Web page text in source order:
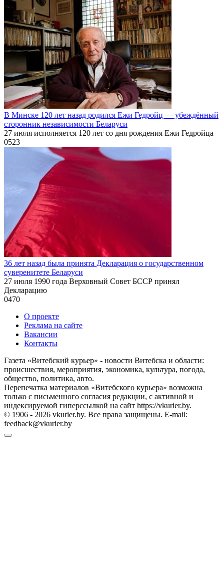
В Минске 120 лет назад родился Ежи Гедройц — убеждённый
сторонник независимости Беларуси
27 июля исполняется 120 лет со дня рождения Ежи Гедройца
0523
36 лет назад была принята Декларация о государственном
суверенитете Беларуси
27 июля 1990 года Верховный Совет БССР принял
Декларацию
0470
О проекте
Реклама на сайте
Вакансии
Контакты
Газета «Витебский курьер» - новости Витебска и области:
происшествия, мероприятия, экономика, культура, погода,
общество, политика, авто.
Перепечатка материалов «Витебского курьера» возможна
только с письменного согласия редакции, с активной и
индексируемой гиперссылкой на сайт https://vkurier.by.
© 1906 - 2026 vkurier.by. Все права защищены. E-mail:
feedback@vkurier.by